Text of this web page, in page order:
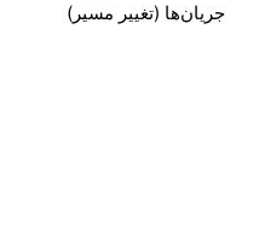
جریان‌ها (تغییر مسیر)